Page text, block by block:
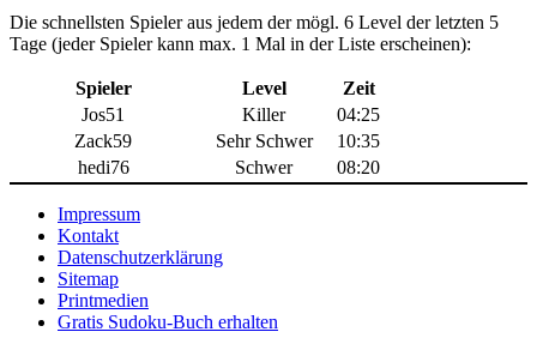
Die schnellsten Spieler aus jedem der mögl. 6 Level der letzten 5
Tage (jeder Spieler kann max. 1 Mal in der Liste erscheinen):
Spieler Level
Zeit
Jos51
Killer
04:25
Zack59
Sehr Schwer
10:35
hedi76
Schwer 08:20
Impressum
Kontakt
Datenschutzerklärung
Sitemap
Printmedien
Gratis Sudoku-Buch erhalten